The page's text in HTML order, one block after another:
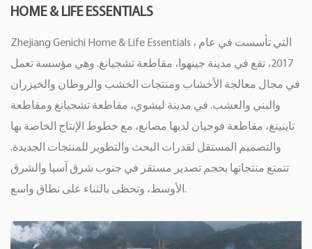
HOME & LIFE ESSENTIALS
Zhejiang Genichi Home & Life Essentials ، التي تأسست في عام
2017، تقع في مدينة جينهوا، مقاطعة تشجيانغ. وهي مؤسسة تعمل
في مجال معالجة الأخشاب ومنتجات الخشب والروطان والخيزران
والبني والعشب. في مدينة ليشوي، مقاطعة تشجيانغ ومقاطعة
تاينينغ، مقاطعة فوجيان لديها مصانع، مع خطوط الإنتاج الخاصة بها
والتصميم المستقل لقدرات البحث والتطوير للمنتجات الجديدة.
تتمتع منتجاتها بحجم تصدير مستقر في جنوب شرق آسيا والشرق
الأوسط، وتحظى بالثناء على نطاق واسع.